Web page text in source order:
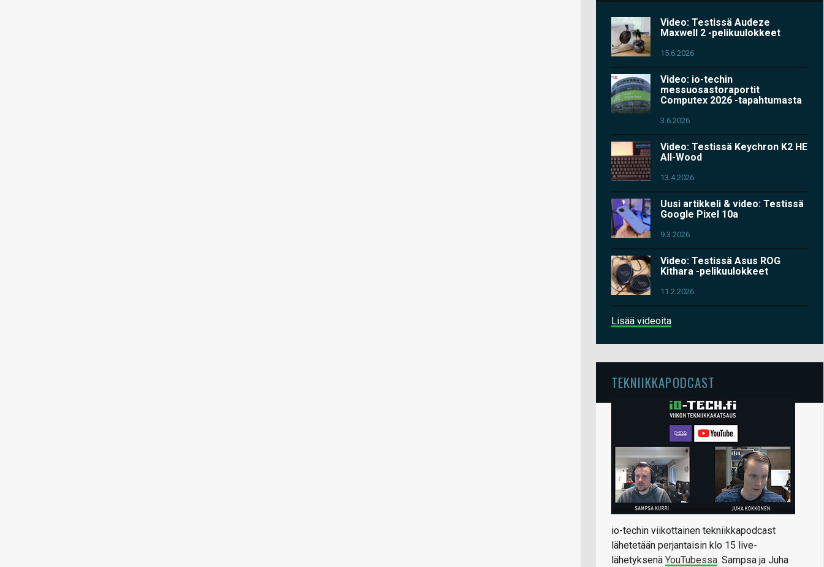
Video: Testissä Audeze
Maxwell 2 -pelikuulokkeet
15.6.2026
Video: io-techin
messuosastoraportit
Computex 2026 -tapahtumasta
3.6.2026
Video: Testissä Keychron K2 HE
All-Wood
13.4.2026
Uusi artikkeli & video: Testissä
Google Pixel 10a
9.3.2026
Video: Testissä Asus ROG
Kithara -pelikuulokkeet
11.2.2026
Lisää videoita
TEKNIIKKAPODCAST
io-techin viikottainen tekniikkapodcast
lähetetään perjantaisin klo 15 live-
lähetyksenä YouTubessa. Sampsa ja Juha